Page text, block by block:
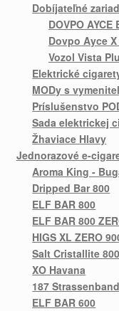
Dobíjateľné
DOVPO AYCE
Dovpo Ayce X
Vozol Vista
Elektrické
MODy s
Príslušenstvo
Sada elektrickej
Žhaviace Hlavy
Jednorazové e-
Aroma King -
Dripped Bar 800
ELF BAR 800
ELF BAR 800
HIGS XL ZERO
Salt Cristallite 800
XO Havana
187
ELF BAR 600